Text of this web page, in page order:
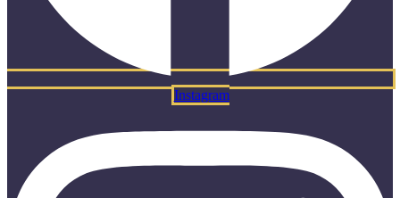
Instagram